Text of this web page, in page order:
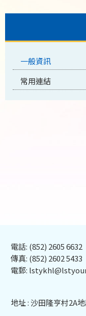
一般資訊
常用連結
電話: (852) 2605 6632
傳真: (852) 2602 5433
電郵:
地址 : 沙田隆亨村2A